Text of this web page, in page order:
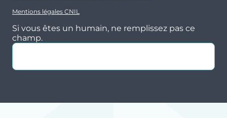
Mentions légales CNIL
Si vous êtes un humain, ne remplissez pas ce
champ.